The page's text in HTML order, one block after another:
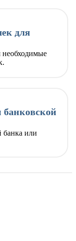
для
банка или